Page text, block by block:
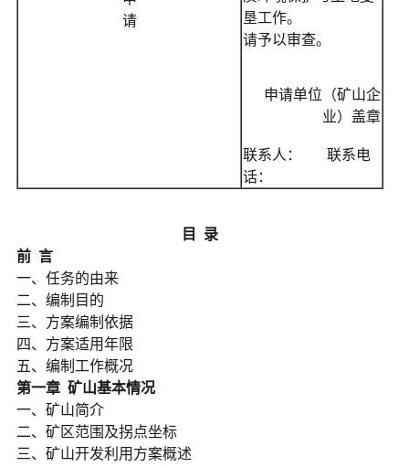
请
垦工作。
请予以审查。
申请单位（矿山企
业）盖章
联系人： 联系电
话：
目 录
前 言
一、任务的由来
二、编制目的
三、方案编制依据
四、方案适用年限
五、编制工作概况
第一章 矿山基本情况
一、矿山简介
二、矿区范围及拐点坐标
三、矿山开发利用方案概述